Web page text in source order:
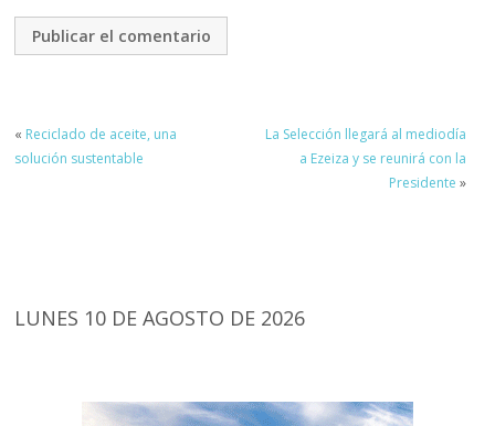
« Reciclado de aceite, una
solución sustentable
La Selección llegará al mediodía
a Ezeiza y se reunirá con la
Presidente »
LUNES 10 DE AGOSTO DE 2026